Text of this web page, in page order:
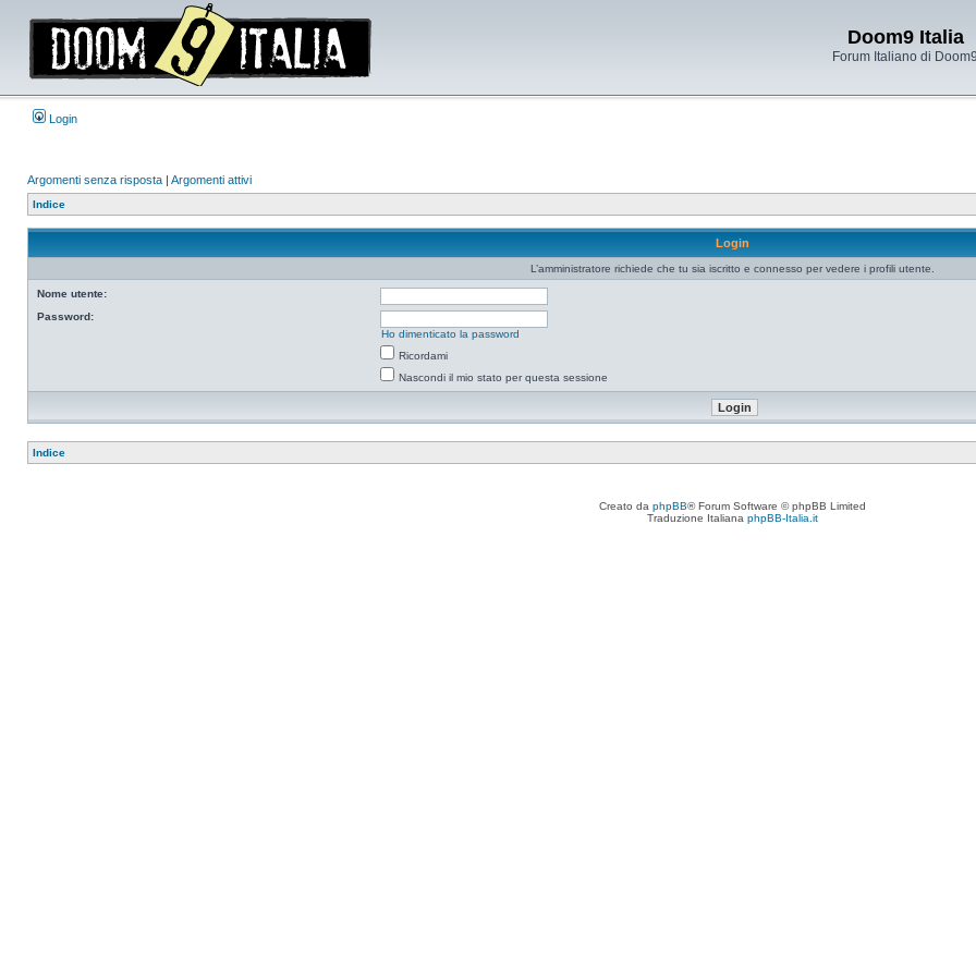
Doom9 Italia
Forum Italiano di Doom9
Login
Argomenti senza risposta | Argomenti attivi
Indice
Login
L’amministratore richiede che tu sia iscritto e connesso per vedere i profili utente.
Nome utente:
Password:
Ho dimenticato la password
Ricordami
Nascondi il mio stato per questa sessione
Indice
Creato da phpBB® Forum Software © phpBB Limited
Traduzione Italiana phpBB-Italia.it